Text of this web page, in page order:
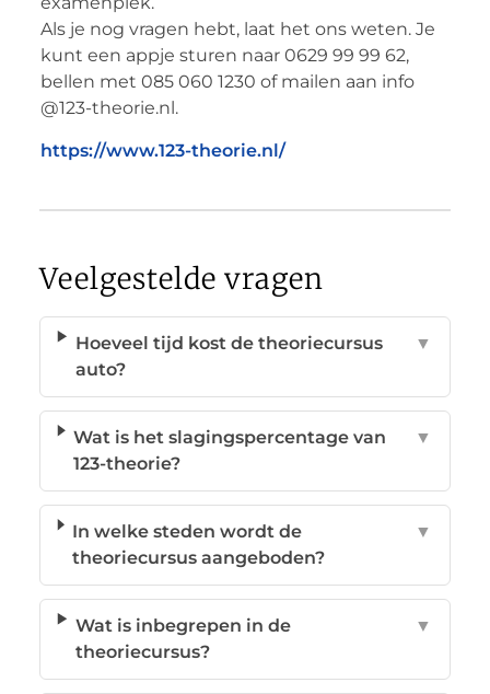
Als je nog vragen hebt, laat het ons weten. Je
kunt een appje sturen naar 0629 99 99 62,
bellen met 085 060 1230 of mailen aan info
@123-theorie.nl.
https://www.123-theorie.nl/
Veelgestelde vragen
Hoeveel tijd kost de theoriecursus
auto?
▼
Wat is het slagingspercentage van
123-theorie?
▼
In welke steden wordt de
theoriecursus aangeboden?
▼
Wat is inbegrepen in de
theoriecursus?
▼